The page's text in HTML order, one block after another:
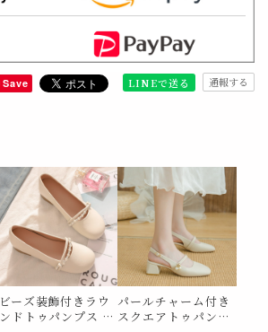
Save LINEで送る 通報する
ビーズ装飾付きラウ
ンドトゥパンプス M
パールチャーム付き
スクエアトゥパンプ